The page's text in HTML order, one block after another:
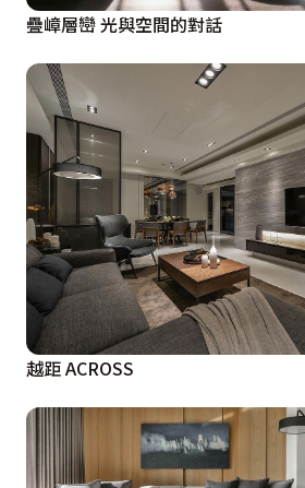
疊嶂層巒 光與空間的對話
越距 ACROSS